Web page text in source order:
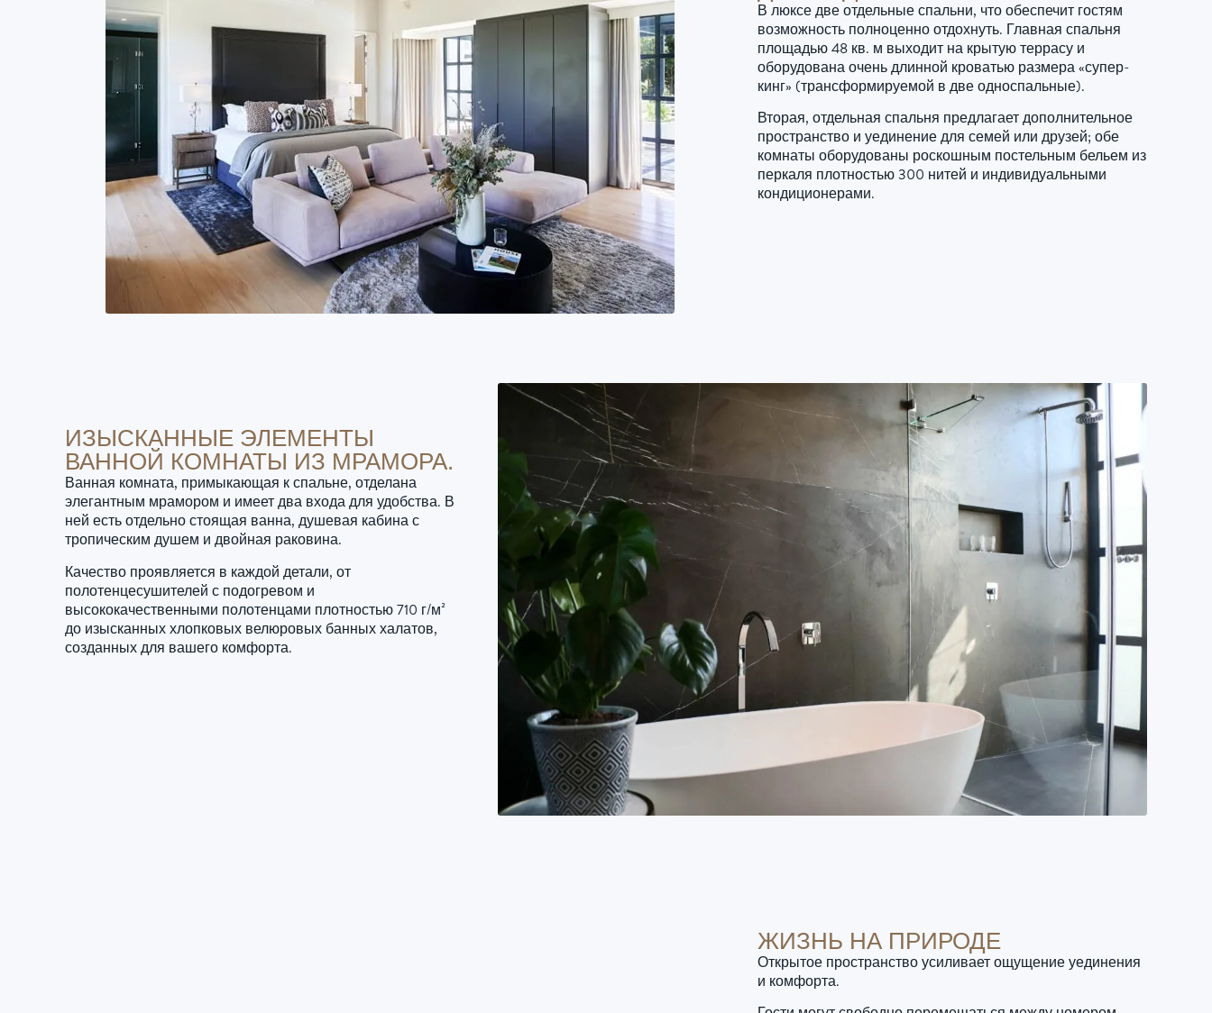
В люксе две отдельные спальни, что обеспечит гостям
возможность полноценно отдохнуть. Главная спальня
площадью 48 кв. м выходит на крытую террасу и
оборудована очень длинной кроватью размера «супер-
кинг» (трансформируемой в две односпальные).
Вторая, отдельная спальня предлагает дополнительное
пространство и уединение для семей или друзей; обе
комнаты оборудованы роскошным постельным бельем из
перкаля плотностью 300 нитей и индивидуальными
кондиционерами.
ИЗЫСКАННЫЕ ЭЛЕМЕНТЫ
ВАННОЙ КОМНАТЫ ИЗ МРАМОРА.
Ванная комната, примыкающая к спальне, отделана
элегантным мрамором и имеет два входа для удобства. В
ней есть отдельно стоящая ванна, душевая кабина с
тропическим душем и двойная раковина.
Качество проявляется в каждой детали, от
полотенцесушителей с подогревом и
высококачественными полотенцами плотностью 710 г/м²
до изысканных хлопковых велюровых банных халатов,
созданных для вашего комфорта.
ЖИЗНЬ НА ПРИРОДЕ
Открытое пространство усиливает ощущение уединения
и комфорта.